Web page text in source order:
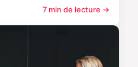
7 min de lecture →